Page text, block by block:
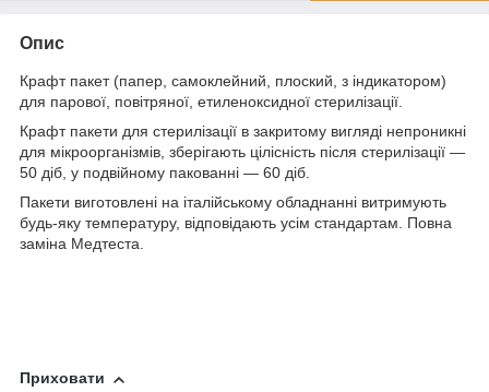
Опис
Крафт пакет (папер, самоклейний, плоский, з індикатором)
для парової, повітряної, етиленоксидної стерилізації.
Крафт пакети для стерилізації в закритому вигляді непроникні
для мікроорганізмів, зберігають цілісність після стерилізації —
50 діб, у подвійному пакованні — 60 діб.
Пакети виготовлені на італійському обладнанні витримують
будь-яку температуру, відповідають усім стандартам. Повна
заміна Медтеста.
Приховати